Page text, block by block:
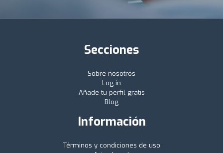
Secciones
Sobre nosotros
Log in
Añade tu perfil gratis
Blog
Información
Términos y condiciones de uso